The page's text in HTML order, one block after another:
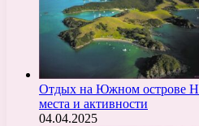
Отдых на Южном острове
места и активности
04.04.2025